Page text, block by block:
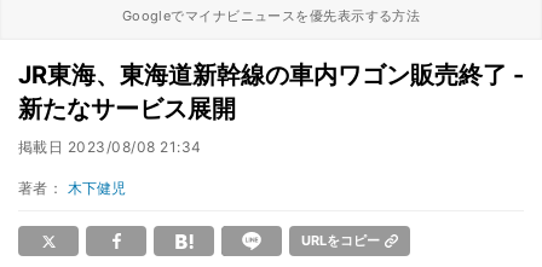
Googleでマイナビニュースを優先表示する方法
JR東海、東海道新幹線の車内ワゴン販売終了 -
新たなサービス展開
掲載日 2023/08/08 21:34
著者： 木下健児
URLをコピー